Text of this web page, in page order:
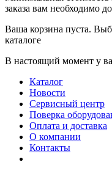
заказа вам необходимо
Ваша корзина пуста.
каталоге
В настоящий момент у
Каталог
Новости
Сервисный центр
Поверка
Оплата и доставка
О компании
Контакты